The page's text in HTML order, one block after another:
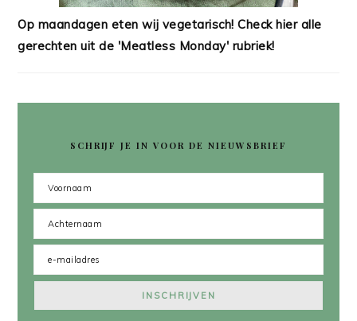
Op maandagen eten wij vegetarisch! Check hier alle
gerechten uit de 'Meatless Monday' rubriek!
SCHRIJF JE IN VOOR DE NIEUWSBRIEF